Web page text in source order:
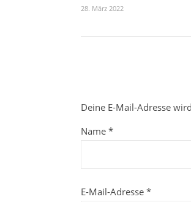
28. März 2022
Deine E-Mail-Adresse
Name *
E-Mail-Adresse *